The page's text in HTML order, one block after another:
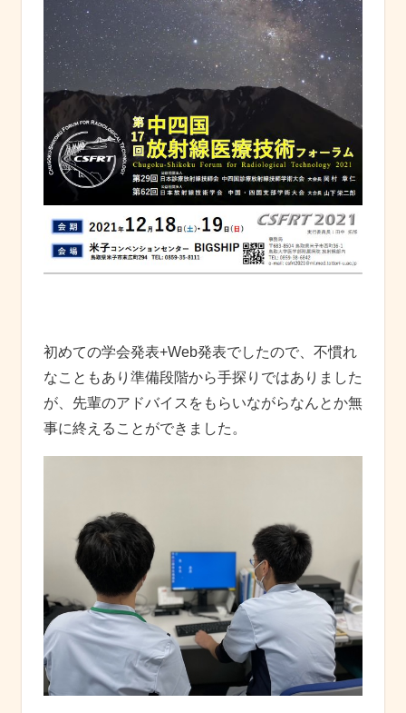
初めての学会発表+Web発表でしたので、不慣れ
なこともあり準備段階から手探りではありました
が、先輩のアドバイスをもらいながらなんとか無
事に終えることができました。